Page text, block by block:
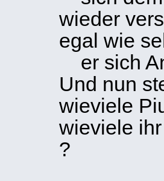
wieder
egal wie
er sich
Und nun
wieviele
wieviele
?